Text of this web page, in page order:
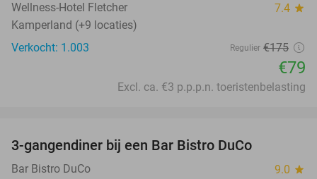
Wellness-Hotel Fletcher 7.4 star
Kamperland (+9 locaties)
Verkocht: 1.003
Regulier €175
€79
Excl. ca. €3 p.p.p.n. toeristenbelasting
3-gangendiner bij een Bar Bistro DuCo
Bar Bistro DuCo 9.0 star